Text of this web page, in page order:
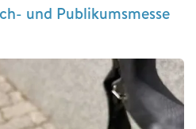
und Publikumsmesse